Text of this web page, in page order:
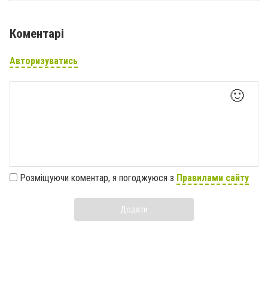
Коментарі
Авторизуватись
🙂
Розміщуючи коментар, я погоджуюся з Правилами сайту
Додати